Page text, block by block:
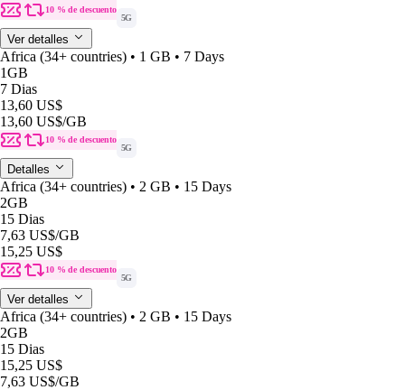
10 % de descuento
5G
Ver detalles
Africa (34+ countries) • 1 GB • 7 Days
1GB
7 Dias
13,60 US$
13,60 US$/GB
10 % de descuento
5G
Detalles
Africa (34+ countries) • 2 GB • 15 Days
2GB
15 Dias
7,63 US$/GB
15,25 US$
10 % de descuento
5G
Ver detalles
Africa (34+ countries) • 2 GB • 15 Days
2GB
15 Dias
15,25 US$
7,63 US$/GB